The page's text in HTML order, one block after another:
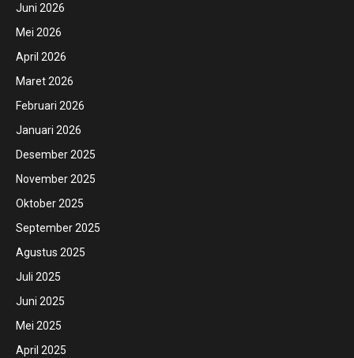
Juni 2026
Mei 2026
April 2026
Maret 2026
Februari 2026
Januari 2026
Desember 2025
November 2025
Oktober 2025
September 2025
Agustus 2025
Juli 2025
Juni 2025
Mei 2025
April 2025